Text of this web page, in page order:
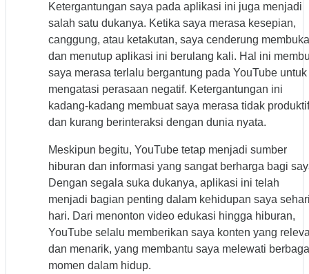
Ketergantungan saya pada aplikasi ini juga menjadi
salah satu dukanya. Ketika saya merasa kesepian,
canggung, atau ketakutan, saya cenderung membuka
dan menutup aplikasi ini berulang kali. Hal ini
saya merasa terlalu bergantung pada YouTube untuk
mengatasi perasaan negatif. Ketergantungan ini
kadang-kadang membuat saya merasa tidak produktif
dan kurang berinteraksi dengan dunia nyata.
Meskipun begitu, YouTube tetap menjadi sumber
hiburan dan informasi yang sangat berharga bagi
Dengan segala suka dukanya, aplikasi ini telah
menjadi bagian penting dalam kehidupan saya
hari. Dari menonton video edukasi hingga hiburan,
YouTube selalu memberikan saya konten yang
dan menarik, yang membantu saya melewati
momen dalam hidup.